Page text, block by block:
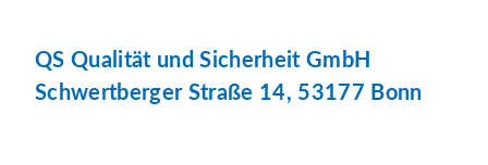
QS Qualität und Sicherheit GmbH
Schwertberger Straße 14, 53177 Bonn